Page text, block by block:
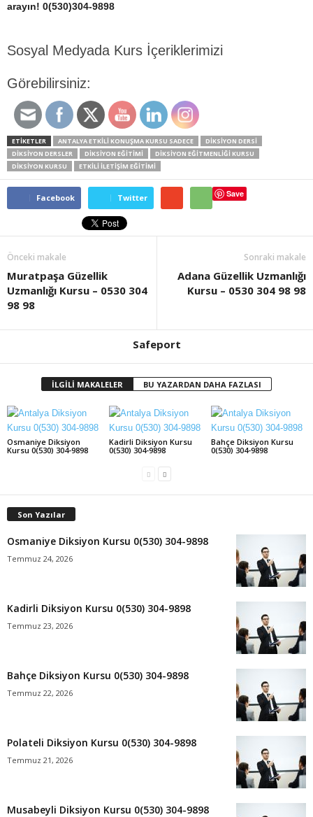
arayın! 0(530)304-9898
Sosyal Medyada Kurs İçeriklerimizi
Görebilirsiniz:
ETİKETLER ANTALYA ETKILI KONUŞMA KURSU SADECE
DIKSIYON DERSI
DIKSIYON DERSLER
DIKSIYON EĞITIMI
DIKSIYON EĞITMENLIĞI KURSU
DİKSİYON KURSU
ETKILI ILETIŞIM EĞITIMI
Facebook Twitter Save
Önceki makale
Muratpaşa Güzellik
Uzmanlığı Kursu – 0530 304
98 98
Sonraki makale
Adana Güzellik Uzmanlığı
Kursu – 0530 304 98 98
Safeport
İLGİLİ MAKALELER BU YAZARDAN DAHA FAZLASI
Osmaniye Diksiyon
Kursu 0(530) 304-9898
Kadirli Diksiyon Kursu
0(530) 304-9898
Bahçe Diksiyon Kursu
0(530) 304-9898
Son Yazılar
Osmaniye Diksiyon Kursu 0(530) 304-9898
Temmuz 24, 2026
Kadirli Diksiyon Kursu 0(530) 304-9898
Temmuz 23, 2026
Bahçe Diksiyon Kursu 0(530) 304-9898
Temmuz 22, 2026
Polateli Diksiyon Kursu 0(530) 304-9898
Temmuz 21, 2026
Musabeyli Diksiyon Kursu 0(530) 304-9898